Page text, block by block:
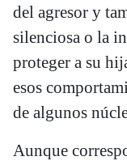
del agresor y
silenciosa o la
proteger a su
esos
de algunos
Aunque